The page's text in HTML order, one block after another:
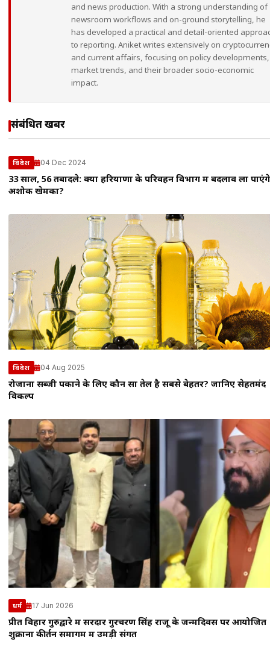
and news production. With a strong understanding of
newsroom workflows and on-ground storytelling, he
has developed a practical and detail-oriented
to reporting. Aniket writes extensively on
and current affairs, focusing on policy developments,
market trends, and their broader socio-economic
impact.
संबंधित खबरें
विदेश 04 Dec 2024
33 साल, 56 तबादले: क्या हरियाणा के परिवहन विभाग में बदलाव ला पाएंगे
अशोक खेमका?
विदेश 04 Aug 2025
रोजाना सब्जी पकाने के लिए कौन सा तेल है सबसे बेहतर? जानिए सेहतमंद
विकल्प
धर्म 17 Jun 2026
प्रीत विहार गुरुद्वारे में सरदार गुरचरण सिंह राजू के जन्मदिवस पर आयोजित
शुक्राना कीर्तन समागम में उमड़ी संगत